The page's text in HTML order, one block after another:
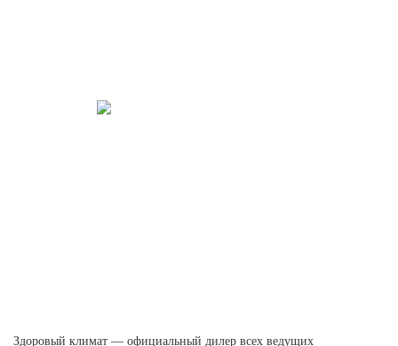
Здоровый климат — официальный дилер всех ведущих